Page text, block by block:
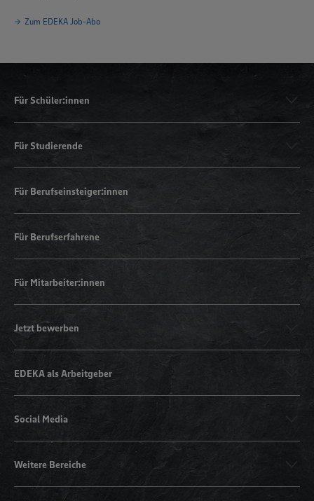
Zum EDEKA Job-Abo
Für Schüler:innen
Für Studierende
Für Berufseinsteiger:innen
Für Berufserfahrene
Für Mitarbeiter:innen
Jetzt bewerben
EDEKA als Arbeitgeber
Social Media
Weitere Bereiche